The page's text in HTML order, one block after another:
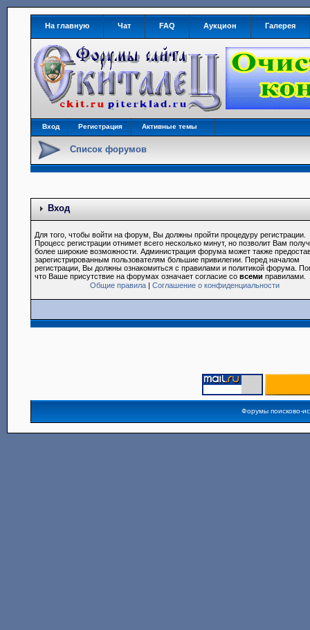
На главную Чат FAQ Аукцион Галерея
Вход Регистрация Активные темы
Список форумов
Вход
Для того, чтобы войти на форум, Вы должны пройти процедуру регистрации.
Процесс регистрации отнимет всего несколько минут, но позволит Вам
более широкие возможности. Администрация форума может также
зарегистрированным пользователям большие привилегии. Перед началом
регистрации, Вы должны ознакомиться с правилами и политикой форума.
что Ваше присутствие на форумах означает согласие совсеми правилами.
Общие правила |Соглашение о конфиденциальности
Форумы поисково-